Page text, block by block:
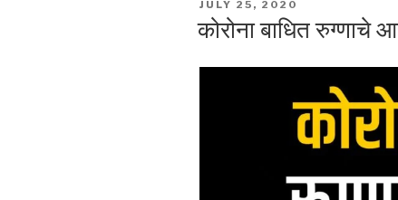
POSTED
ON
JULY 25, 2020
कोरोना बाधित रुग्णाचे